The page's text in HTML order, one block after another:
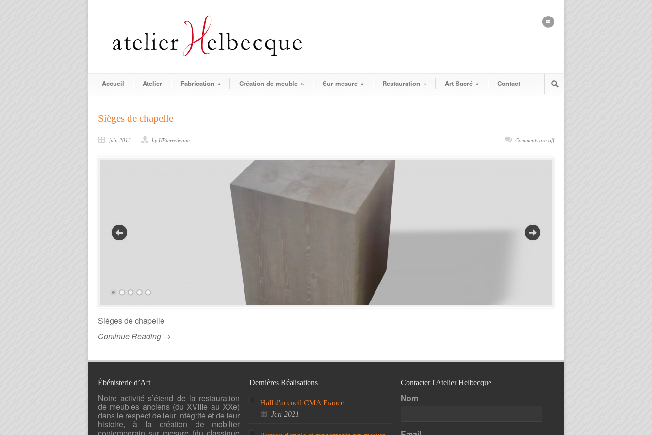
Accueil Atelier Fabrication » Création de meuble » Sur-mesure » Restauration » Art-Sacré » Contact
Sièges de chapelle
juin 2012 by HPierretienne Comments are off
Sièges de chapelle
Continue Reading →
Ébénisterie d’Art
Notre activité s’étend de la restauration
de meubles anciens (du XVIIIe au XXe)
dans le respect de leur intégrité et de leur
histoire, à la création de mobilier
contemporain sur mesure (du classique
Dernières Réalisations
Hall d'accueil CMA France
Jan 2021
Contacter l'Atelier Helbecque
Nom